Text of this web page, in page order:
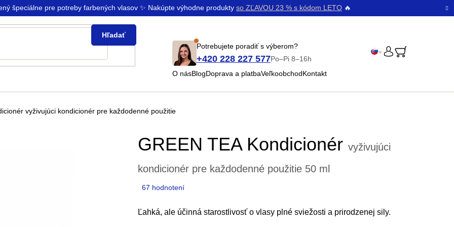
špeciálne pre potreby farbených vlasov ✨ Nakúpte výhodne produkty so ZĽAVOU 23 % s kódom LETO 🔥
Potrebujete poradiť s výberom?
+420 228 227 577Po–Pi 8–16h
PRIHLÁSENIE
O násBlogDoprava a platbaVeľkoobchodKontakt
Hľadať
vyživujúci kondicionér pre každodenné použitie
GREEN TEA Kondicionér vyživujúci
kondicionér pre každodenné použitie 50 ml
Priemerné
produktu
67 hodnotení
Ľahká, ale účinná starostlivosť o vlasy plné sviežosti a prirodzenej sily.